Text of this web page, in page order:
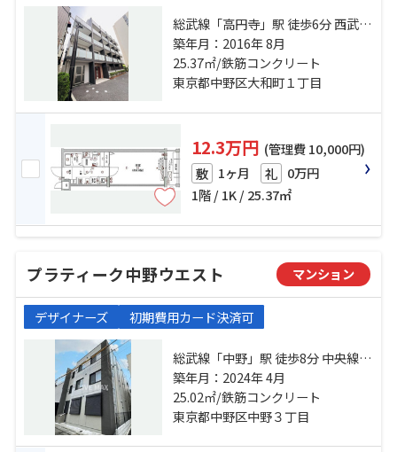
総武線「高円寺」駅 徒歩6分 西武新
宿線「野方」駅 徒歩19分 丸ノ内線
「新高円寺」駅 徒歩20分
築年月：2016年 8月
25.37㎡/鉄筋コンクリート
東京都中野区大和町１丁目
12.3万円 (管理費 10,000円)
敷 1ヶ月 礼 0万円
1階 / 1K / 25.37㎡
プラティーク中野ウエスト マンション
デザイナーズ 初期費用カード決済可
総武線「中野」駅 徒歩8分 中央線
「高円寺」駅 徒歩10分 丸ノ内線
「東高円寺」駅 徒歩13分
築年月：2024年 4月
25.02㎡/鉄筋コンクリート
東京都中野区中野３丁目